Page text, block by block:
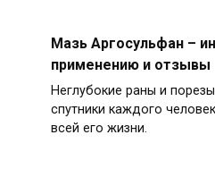
Мазь Аргосульфан –
применению и отзывы
Неглубокие раны и
спутники каждого
всей его жизни.